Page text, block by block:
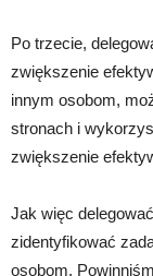
Po trzecie,
zwiększenie
innym osobom,
stronach i
zwiększenie
Jak więc
zidentyfikować
osobom.